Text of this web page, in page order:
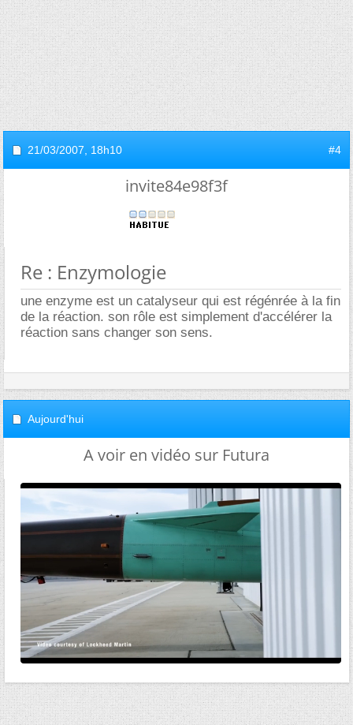
21/03/2007, 18h10 #4
invite84e98f3f
Re : Enzymologie
une enzyme est un catalyseur qui est régénrée à la fin
de la réaction. son rôle est simplement d'accélérer la
réaction sans changer son sens.
Aujourd'hui
A voir en vidéo sur Futura